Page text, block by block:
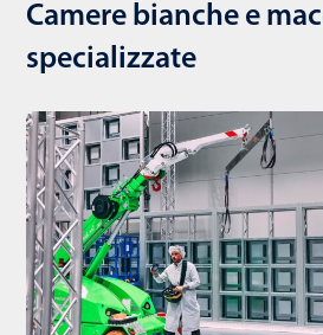
Camere bianche e
specializzate